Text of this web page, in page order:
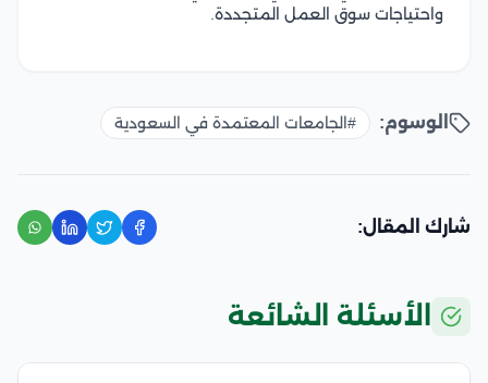
واحتياجات سوق العمل المتجددة.
الوسوم: #الجامعات المعتمدة في السعودية
شارك المقال:
الأسئلة الشائعة